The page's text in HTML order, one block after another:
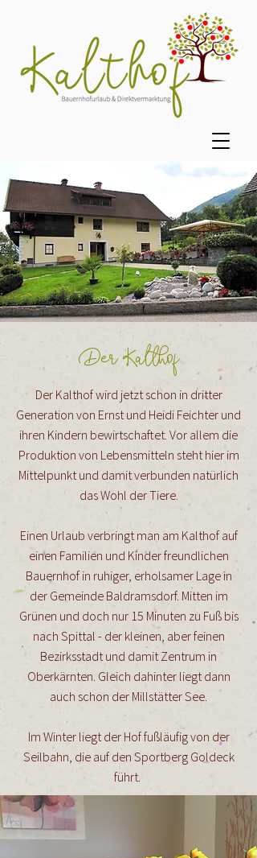
Der Kalthof
Der Kalthof wird jetzt schon in dritter
Generation von Ernst und Heidi Feichter und
ihren Kindern bewirtschaftet. Vor allem die
Produktion von Lebensmitteln steht hier im
Mittelpunkt und damit verbunden natürlich
das Wohl der Tiere.
Einen Urlaub verbringt man am Kalthof auf
einen Familien und Kinder freundlichen
Bauernhof in ruhiger, erholsamer Lage in
der Gemeinde Baldramsdorf. Mitten im
Grünen und doch nur 15 Minuten zu Fuß bis
nach Spittal - der kleinen, aber feinen
Bezirksstadt und damit Zentrum in
Oberkärnten. Gleich dahinter liegt dann
auch schon der Millstätter See.
Im Winter liegt der Hof fußläufig von der
Seilbahn, die auf den Sportberg Goldeck
führt.